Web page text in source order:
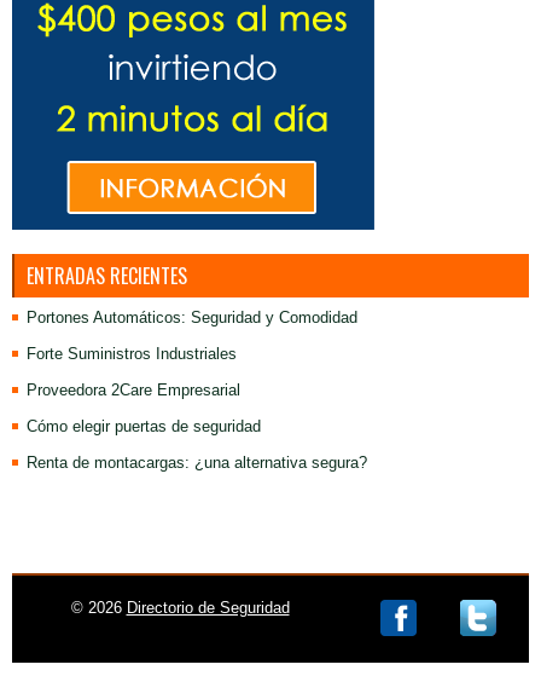
ENTRADAS RECIENTES
Portones Automáticos: Seguridad y Comodidad
Forte Suministros Industriales
Proveedora 2Care Empresarial
Cómo elegir puertas de seguridad
Renta de montacargas: ¿una alternativa segura?
© 2026 Directorio de Seguridad